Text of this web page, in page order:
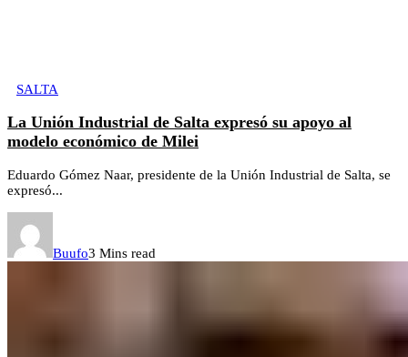
SALTA
La Unión Industrial de Salta expresó su apoyo al
modelo económico de Milei
Eduardo Gómez Naar, presidente de la Unión Industrial de Salta, se
expresó...
Buufo3 Mins read